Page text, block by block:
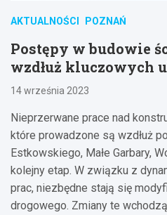
AKTUALNOŚCI POZNAŃ
Postępy w budowie
wzdłuż kluczowych
14 września 2023
Nieprzerwane prace nad
które prowadzone są wzdłuż
Estkowskiego, Małe Garbary,
kolejny etap. W związku z
prac, niezbędne stają się
drogowego. Zmiany te